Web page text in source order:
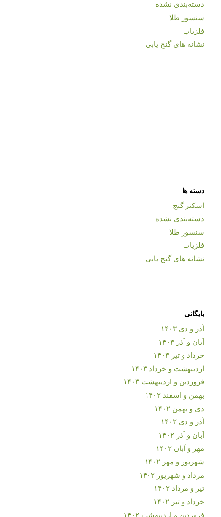
دسته‌بندی نشده
سنسور طلا
فلزیاب
نشانه های گنج یابی
دسته ها
اسکنر گنج
دسته‌بندی نشده
سنسور طلا
فلزیاب
نشانه های گنج یابی
بایگانی
آذر و دی ۱۴۰۳
آبان و آذر ۱۴۰۳
خرداد و تیر ۱۴۰۳
اردیبهشت و خرداد ۱۴۰۳
فروردین و اردیبهشت ۱۴۰۳
بهمن و اسفند ۱۴۰۲
دی و بهمن ۱۴۰۲
آذر و دی ۱۴۰۲
آبان و آذر ۱۴۰۲
مهر و آبان ۱۴۰۲
شهریور و مهر ۱۴۰۲
مرداد و شهریور ۱۴۰۲
تیر و مرداد ۱۴۰۲
خرداد و تیر ۱۴۰۲
فروردین و اردیبهشت ۱۴۰۲